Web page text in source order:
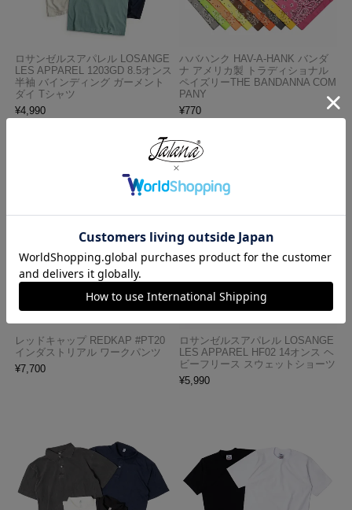
ロサンゼルスアパレル LOSANGE
LES APPAREL 1203GD 8.5オンス
半袖 バインディング ガーメント
ダイ Tシャツ
¥4,990
ハバハンク HAV-A-HANK バンダ
ナ アメリカ製 トラディショナル
ペイズリーTHE BANDANNA COM
PANY
¥770
レッドキャップ REDKAP #PT20
インダストリアル ワークパンツ
¥7,700
ロサンゼルスアパレル LOSANGE
LES APPAREL HF02 14オンス ヘ
ビーフリース スウェットショーツ
¥5,990